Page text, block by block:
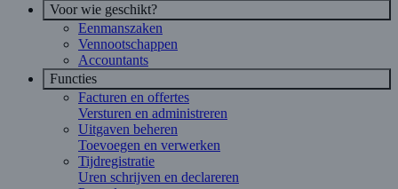
Voor wie geschikt?
Eenmanszaken
Vennootschappen
Accountants
Functies
Facturen en offertes
Versturen en administreren
Uitgaven beheren
Toevoegen en verwerken
Tijdregistratie
Uren schrijven en declareren